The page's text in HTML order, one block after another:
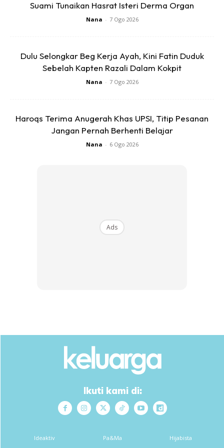
tidak bawa laju seperti yang dikatakan. Saya sendiri kenal
laluan ini dan tahu ia berbahaya terutama ketika menurun
Beliau juga berkata bahawa selepas bas terbalik, dia
sama.
Suami Tunaikan Hasrat Isteri Derma Organ
Nana - 7 Ogo 2026
Dulu Selongkar Beg Kerja Ayah, Kini Fatin Duduk
Sebelah Kapten Razali Dalam Kokpit
Nana - 7 Ogo 2026
Haroqs Terima Anugerah Khas UPSI, Titip Pesanan
Jangan Pernah Berhenti Belajar
Nana - 6 Ogo 2026
Ads
Ikuti kami di:
Ideaktiv Pa&Ma Hijabista